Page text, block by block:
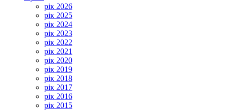
рік 2026
рік 2025
рік 2024
рік 2023
рік 2022
рік 2021
рік 2020
рік 2019
рік 2018
рік 2017
рік 2016
рік 2015